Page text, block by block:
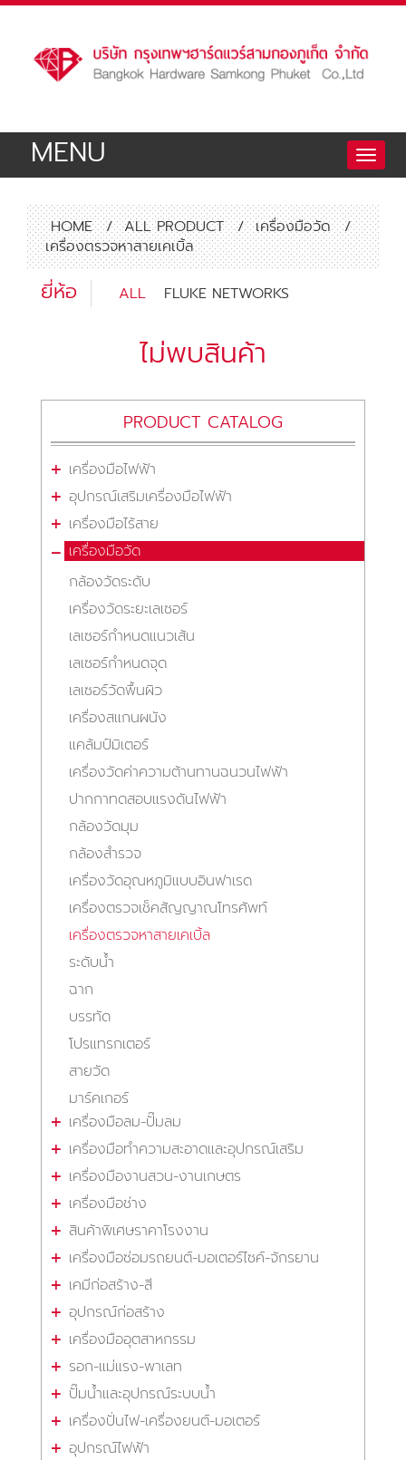
Toggle
MENU
HOME / ALL PRODUCT / เครื่องมือวัด
/
เครื่องตรวจหาสายเคเบิ้ล
ยี่ห้อ ALL FLUKE NETWORKS
ไม่พบสินค้า
PRODUCT CATALOG
เครื่องมือไฟฟ้า
อุปกรณ์เสริมเครื่องมือไฟฟ้า
เครื่องมือไร้สาย
เครื่องมือวัด
กล้องวัดระดับ
เครื่องวัดระยะเลเซอร์
เลเซอร์กำหนดแนวเส้น
เลเซอร์กำหนดจุด
เลเซอร์วัดพื้นผิว
เครื่องสแกนผนัง
แคล้มป์มิเตอร์
เครื่องวัดค่าความต้านทานฉนวนไฟฟ้า
ปากกาทดสอบแรงดันไฟฟ้า
กล้องวัดมุม
กล้องสำรวจ
เครื่องวัดอุณหภูมิแบบอินฟาเรด
เครื่องตรวจเช็คสัญญาณโทรศัพท์
เครื่องตรวจหาสายเคเบิ้ล
ระดับน้ำ
ฉาก
บรรทัด
โปรแทรกเตอร์
สายวัด
มาร์คเกอร์
เครื่องมือลม-ปั๊มลม
เครื่องมือทำความสะอาดและอุปกรณ์เสริม
เครื่องมืองานสวน-งานเกษตร
เครื่องมือช่าง
สินค้าพิเศษราคาโรงงาน
เครื่องมือซ่อมรถยนต์-มอเตอร์ไซค์-จักรยาน
เคมีก่อสร้าง-สี
อุปกรณ์ก่อสร้าง
เครื่องมืออุตสาหกรรม
รอก-แม่แรง-พาเลท
ปั๊มน้ำและอุปกรณ์ระบบน้ำ
เครื่องปั่นไฟ-เครื่องยนต์-มอเตอร์
อุปกรณ์ไฟฟ้า